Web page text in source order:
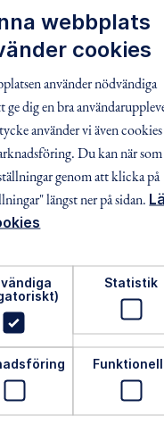
och
för Skogsmulles och
Skogsmulle och
inspiration till sånger,
webbplats
cookies
använder nödvändiga
dig en bra
använder vi även
Du kan när
genom att klicka på
längst ner på sidan.
Statistik